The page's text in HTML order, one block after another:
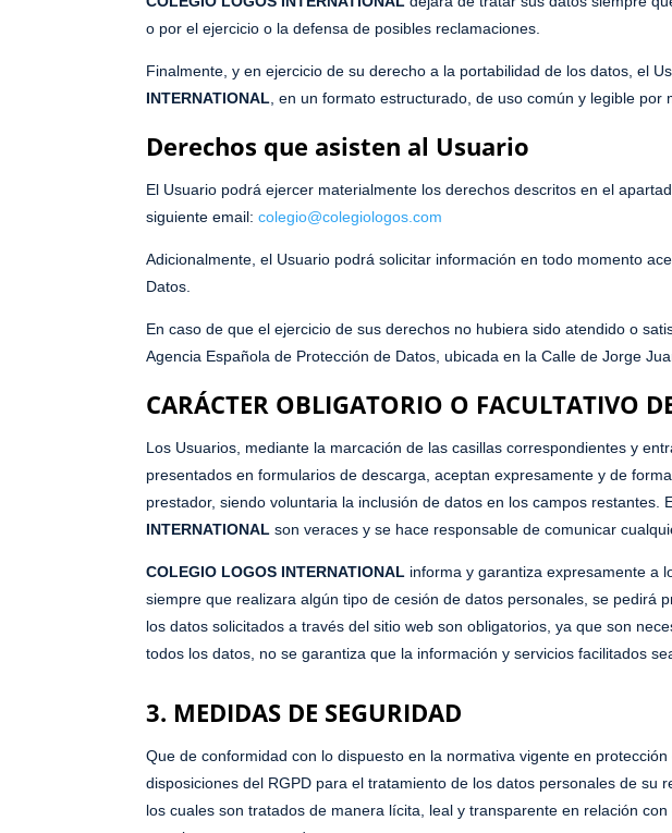
o por el ejercicio o la defensa de posibles reclamaciones.
Finalmente, y en ejercicio de su derecho a la portabilidad de los datos, el
INTERNATIONAL , en un formato estructurado, de uso común y legible
Derechos que asisten al Usuario
El Usuario podrá ejercer materialmente los derechos descritos en el
siguiente email:colegio@colegiologos.com
Adicionalmente, el Usuario podrá solicitar información en todo momento
Datos.
En caso de que el ejercicio de sus derechos no hubiera sido atendido o
Agencia Española de Protección de Datos, ubicada en la Calle de Jorge
CARÁCTER OBLIGATORIO O FACULTATIVO
Los Usuarios, mediante la marcación de las casillas correspondientes y
presentados en formularios de descarga, aceptan expresamente y de
prestador, siendo voluntaria la inclusión de datos en los campos
INTERNATIONAL son veraces y se hace responsable de comunicar
COLEGIO LOGOS INTERNATIONAL informa y garantiza expresamente a
siempre que realizara algún tipo de cesión de datos personales, se pedirá
los datos solicitados a través del sitio web son obligatorios, ya que son
todos los datos, no se garantiza que la información y servicios facilitados
3. MEDIDAS DE SEGURIDAD
Que de conformidad con lo dispuesto en la normativa vigente en
disposiciones del RGPD para el tratamiento de los datos personales de
los cuales son tratados de manera lícita, leal y transparente en relación